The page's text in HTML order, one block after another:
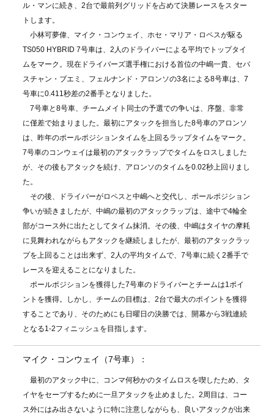
ル・マンに続き、2台で最前列グリッドを占めて決勝レースをスター
トします。
小林可夢偉、マイク・コンウェイ、ホセ・マリア・ロペスが駆る
TS050 HYBRID 7号車は、2人のドライバーによる平均でトップタイ
ムをマーク。現在ドライバーズ選手権における首位の中嶋一貴、セバ
スチャン・ブエミ、フェルナンド・アロンソの3名による8号車は、7
号車に0.411秒差の2番手となりました。
7号車と8号車、チームメイト同士の予選での争いは、序盤、非常
に僅差で始まりました。最初にアタックを担当した8号車のアロンソ
は、昨年のポールポジションタイムを上回るラップタイムをマーク。
7号車のコンウェイは最初のアタックラップでタイムをロスしました
が、その後もアタックを続け、アロンソのタイムを0.02秒上回りまし
た。
その後、ドライバーがロペスと中嶋へと交代し、ポールポジション
争いが続きましたが、中嶋の最初のアタックラップは、途中で4輪全
部がコース外に出たとしてタイム抹消。その後、中嶋はタイヤの摩耗
に見舞われながらもアタックを継続しましたが、最初のアタックラッ
プを上回ることは出来ず、2人の平均タイムで、7号車に続く2番手で
レースを迎えることになりました。
ポールポジションを獲得した7号車のドライバーとチームは1ポイ
ントを獲得。しかし、チームの目標は、2台で最大のポイントを獲得
することであり、そのためにも日曜日の決勝では、開幕から3戦連続
となる1-2フィニッシュを目指します。
マイク・コンウェイ（7号車）：
最初のアタック中に、コンマ何秒かのタイムロスを喫したため、タ
イヤをセーブするために一旦アタックを止めました。2周目は、コー
ス外にはみ出さないように特に注意しながらも、良いアタックが出来